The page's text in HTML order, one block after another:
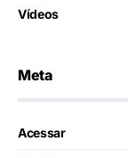
Vídeos
Meta
Acessar